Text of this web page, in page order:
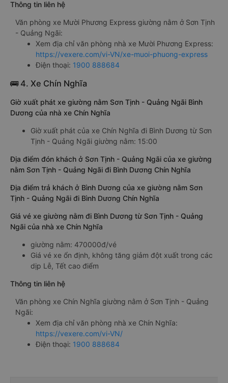
Thông tin liên hệ
Văn phòng xe Mười Phương Express giường nằm ở Sơn Tịnh
- Quảng Ngãi:
Xem địa chỉ văn phòng nhà xe Mười Phương Express:
https://vexere.com/vi-VN/xe-muoi-phuong-express
Điện thoại: 1900 888684
🚌 4. Xe Chín Nghĩa
Giờ xuất phát xe giường nằm Sơn Tịnh - Quảng Ngãi Bình
Dương của nhà xe Chín Nghĩa
Giờ xuất phát của xe Chín Nghĩa đi Bình Dương từ Sơn
Tịnh - Quảng Ngãi giường nằm: 15:00
Địa điểm đón khách ở Sơn Tịnh - Quảng Ngãi của xe giường
nằm Sơn Tịnh - Quảng Ngãi đi Bình Dương Chín Nghĩa
Địa điểm trả khách ở Bình Dương của xe giường nằm Sơn
Tịnh - Quảng Ngãi đi Bình Dương Chín Nghĩa
Giá vé xe giường nằm đi Bình Dương từ Sơn Tịnh - Quảng
Ngãi của nhà xe Chín Nghĩa
giường nằm: 470000đ/vé
Giá vé xe ổn định, không tăng giảm đột xuất trong các
dịp Lễ, Tết cao điểm
Thông tin liên hệ
Văn phòng xe Chín Nghĩa giường nằm ở Sơn Tịnh - Quảng
Ngãi:
Xem địa chỉ văn phòng nhà xe Chín Nghĩa:
https://vexere.com/vi-VN/
Điện thoại: 1900 888684